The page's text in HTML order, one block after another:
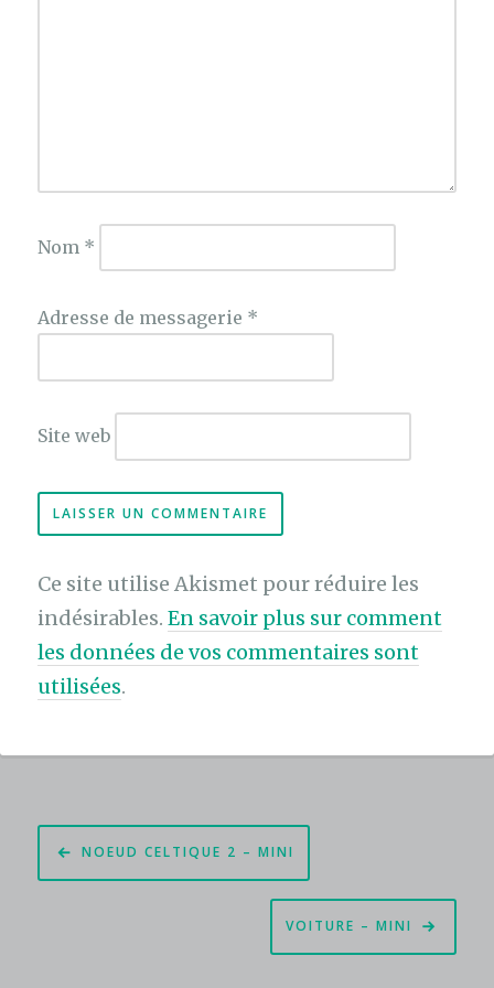
Nom *
Adresse de messagerie *
Site web
Ce site utilise Akismet pour réduire les
indésirables.En savoir plus sur comment
les données de vos commentaires sont
utilisées.
Navigation
de
NOEUD CELTIQUE 2 – MINI
VOITURE – MINI